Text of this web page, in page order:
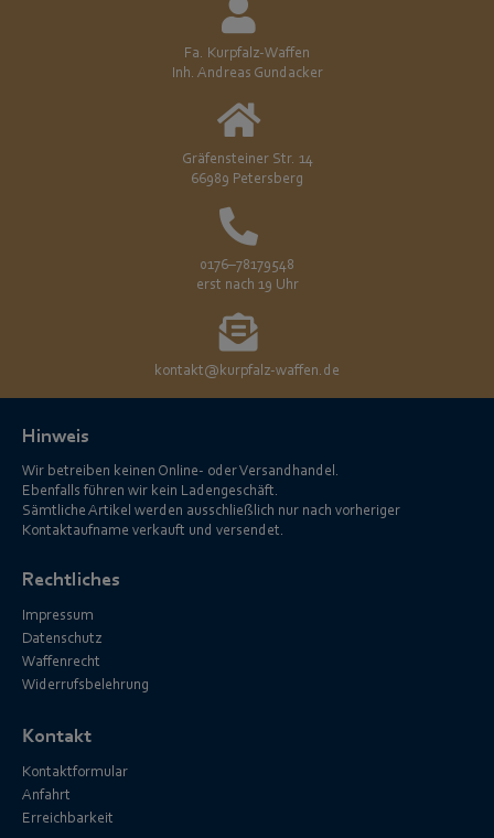
Fa. Kurpfalz-Waffen
Inh. Andreas Gundacker
Gräfensteiner Str. 14
66989 Petersberg
0176–78179548
erst nach 19 Uhr
kontakt@kurpfalz-waffen.de
Hinweis
Wir betreiben keinen Online- oder Versandhandel.
Ebenfalls führen wir kein Ladengeschäft.
Sämtliche Artikel werden ausschließlich nur nach vorheriger
Kontaktaufname verkauft und versendet.
Rechtliches
Impressum
Datenschutz
Waffenrecht
Widerrufsbelehrung
Kontakt
Kontaktformular
Anfahrt
Erreichbarkeit